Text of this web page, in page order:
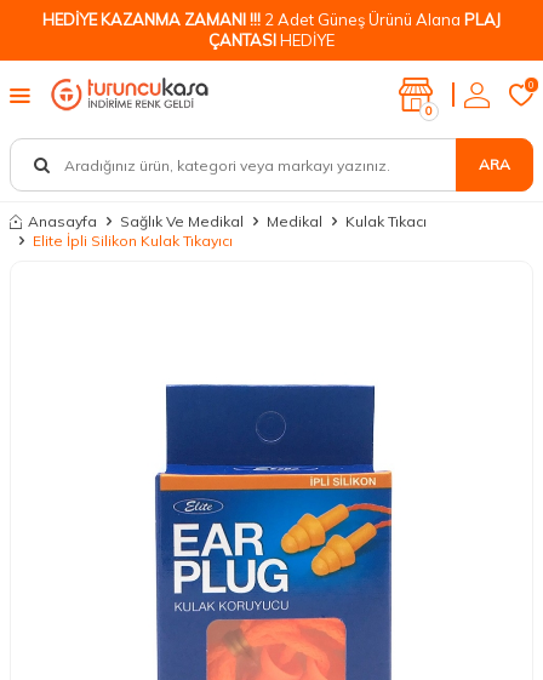
HEDİYE KAZANMA ZAMANI !!! 2 Adet Güneş Ürünü Alana PLAJ
ÇANTASIHEDİYE
ARA
0
0
Anasayfa Sağlık Ve Medikal Medikal
Kulak Tıkacı
Elite İpli Silikon Kulak Tıkayıcı